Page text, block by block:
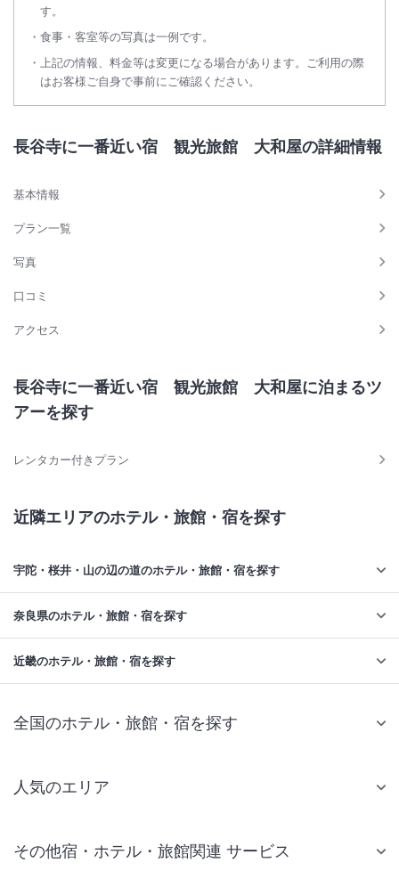
す。
食事・客室等の写真は一例です。
上記の情報、料金等は変更になる場合があります。ご利用の際
はお客様ご自身で事前にご確認ください。
長谷寺に一番近い宿 観光旅館 大和屋の詳細情報
基本情報
プラン一覧
写真
口コミ
アクセス
長谷寺に一番近い宿 観光旅館 大和屋に泊まるツ
アーを探す
レンタカー付きプラン
近隣エリアのホテル・旅館・宿を探す
宇陀・桜井・山の辺の道のホテル・旅館・宿を探す
奈良県のホテル・旅館・宿を探す
近畿のホテル・旅館・宿を探す
全国のホテル・旅館・宿を探す
人気のエリア
仙台 ホテル
その他宿・ホテル・旅館関連 サービス